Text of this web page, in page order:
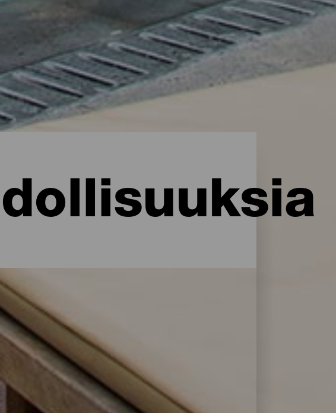
on runsaasti palveluja ja mukavuuksia: La Palma
neliökilometrillään. Löydä täydellinen majoitus akkujen
Bonitan parhaiden majoitusliikkeitä avulla.